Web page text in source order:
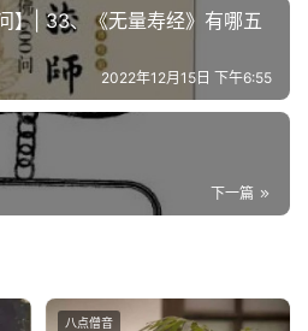
】| 33、《无量寿经》有哪五
2022年12月15日 下午6:55
下一篇
八点僧音